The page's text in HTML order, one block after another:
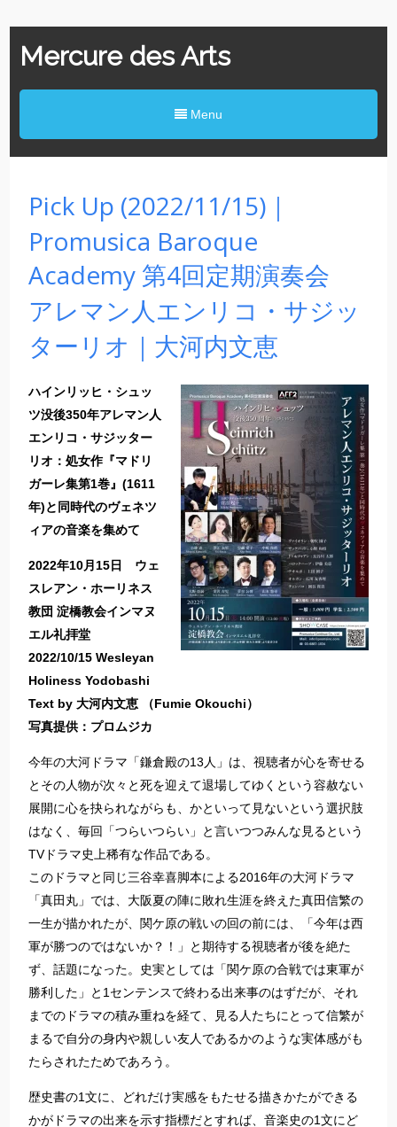
Mercure des Arts
Menu
Pick Up (2022/11/15)｜
Promusica Baroque
Academy 第4回定期演奏会
アレマン人エンリコ・サジッ
ターリオ｜大河内文恵
ハインリッヒ・シュッ
ツ没後350年アレマン人
エンリコ・サジッター
リオ：処女作『マドリ
ガーレ集第1巻』(1611
年)と同時代のヴェネツ
ィアの音楽を集めて
2022年10月15日 ウェ
スレアン・ホーリネス
教団 淀橋教会インマヌ
エル礼拝堂
2022/10/15 Wesleyan
Holiness Yodobashi
Text by 大河内文恵 （Fumie Okouchi）
写真提供：プロムジカ
今年の大河ドラマ「鎌倉殿の13人」は、視聴者が心を寄せる
とその人物が次々と死を迎えて退場してゆくという容赦ない
展開に心を抉られながらも、かといって見ないという選択肢
はなく、毎回「つらいつらい」と言いつつみんな見るという
TVドラマ史上稀有な作品である。
このドラマと同じ三谷幸喜脚本による2016年の大河ドラマ
「真田丸」では、大阪夏の陣に敗れ生涯を終えた真田信繁の
一生が描かれたが、関ケ原の戦いの回の前には、「今年は西
軍が勝つのではないか？！」と期待する視聴者が後を絶た
ず、話題になった。史実としては「関ケ原の合戦では東軍が
勝利した」と1センテンスで終わる出来事のはずだが、それ
までのドラマの積み重ねを経て、見る人たちにとって信繁が
まるで自分の身内や親しい友人であるかのような実体感がも
たらされたためであろう。
歴史書の1文に、どれだけ実感をもたせる描きかたができる
かがドラマの出来を示す指標だとすれば、音楽史の1文にど